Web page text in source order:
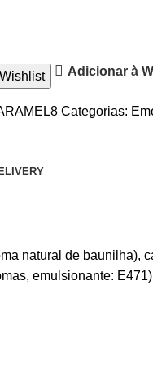
Adicionar à
Categorias:
natural de baunilha),
emulsionante: